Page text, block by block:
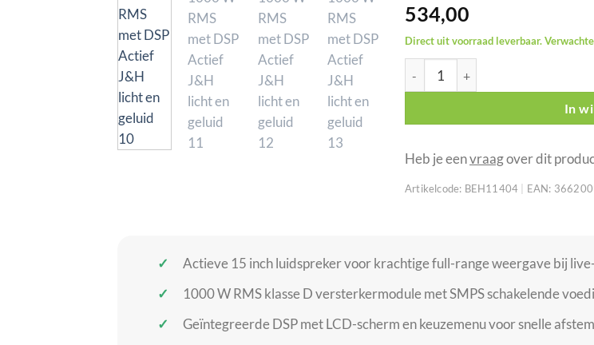
534,00
Direct uit voorraad leverbaar.
AUDIOPHONY Myos15A actieve
In
Heb je eenvraagover dit
Artikelcode: BEH11404 EAN:
Actieve 15 inch luidspreker voor krachtige full-range weergave bij
1000 W RMS klasse D versterkermodule met SMPS schakelende
Geïntegreerde DSP met LCD-scherm en keuzemenu voor snelle